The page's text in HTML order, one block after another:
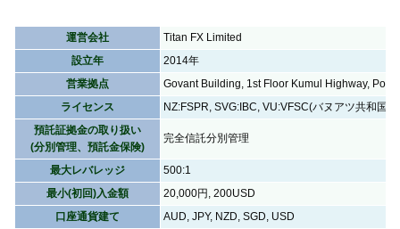
運営会社
Titan FX Limited
設立年
2014年
営業拠点
Govant Building, 1st Floor Kumul Highway, Port
ライセンス
NZ:FSPR, SVG:IBC, VU:VFSC(バヌアツ共和国)
預託証拠金の取り扱い
(分別管理、預託金保険)
完全信託分別管理
最大レバレッジ
500:1
最小(初回)入金額
20,000円, 200USD
口座通貨建て
AUD, JPY, NZD, SGD, USD